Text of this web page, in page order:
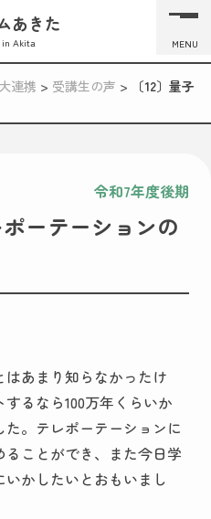
あきた
in Akita MENU
連携 > 受講生の声 >
〔12〕量子
令和7年度後期
ポーテーションの
あまり知らなかったけ
るなら100万年くらいか
。テレポーテーションに
ことができ、また今日学
かしたいとおもいまし